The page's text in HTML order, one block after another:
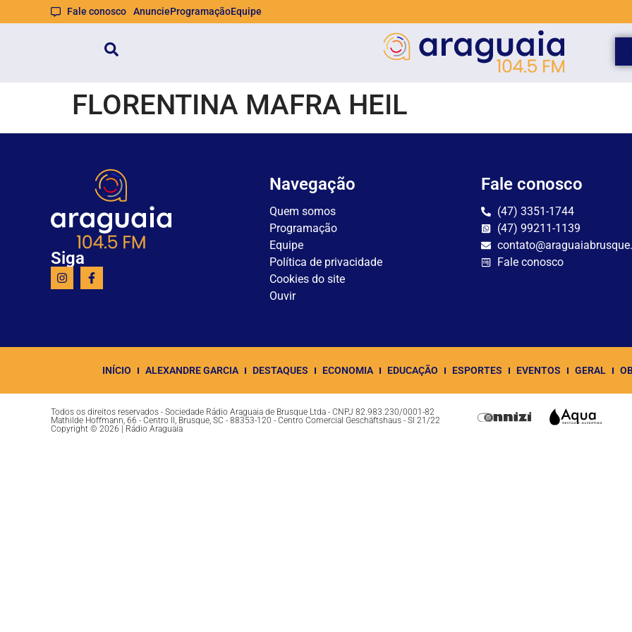
Fale conosco AnuncieProgramaçãoEquipe
FLORENTINA MAFRA HEIL
Siga
Navegação
Quem somos
Programação
Equipe
Política de privacidade
Cookies do site
Ouvir
Fale conosco
(47) 3351-1744
(47) 99211-1139
Fale conosco
INÍCIO ALEXANDRE GARCIA DESTAQUES ECONOMIA EDUCAÇÃO ESPORTES EVENTOS GERAL
Todos os direitos reservados - Sociedade Rádio Araguaia de Brusque Ltda - CNPJ 82.983.230/0001-82
Mathilde Hoffmann, 66 - Centro II, Brusque, SC - 88353-120 - Centro Comercial Geschäftshaus - Sl 21/22
Copyright © 2026 | Rádio Araguaia